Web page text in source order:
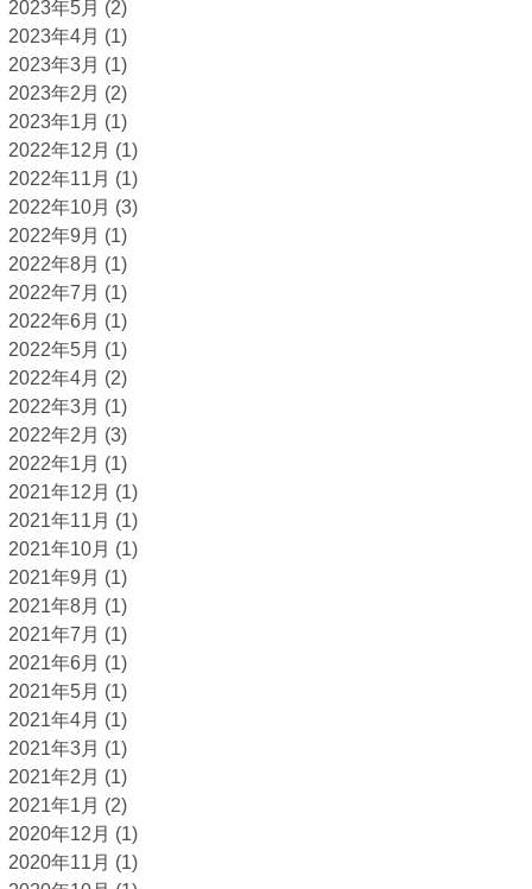
2023年5月 (2)
2023年4月 (1)
2023年3月 (1)
2023年2月 (2)
2023年1月 (1)
2022年12月 (1)
2022年11月 (1)
2022年10月 (3)
2022年9月 (1)
2022年8月 (1)
2022年7月 (1)
2022年6月 (1)
2022年5月 (1)
2022年4月 (2)
2022年3月 (1)
2022年2月 (3)
2022年1月 (1)
2021年12月 (1)
2021年11月 (1)
2021年10月 (1)
2021年9月 (1)
2021年8月 (1)
2021年7月 (1)
2021年6月 (1)
2021年5月 (1)
2021年4月 (1)
2021年3月 (1)
2021年2月 (1)
2021年1月 (2)
2020年12月 (1)
2020年11月 (1)